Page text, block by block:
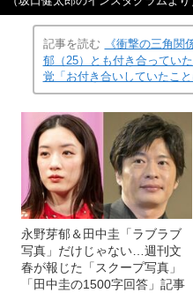
記事を読む
《衝撃の三角関
郁（25）とも付き合ってい
覚「お付き合いしていたこ
永野芽郁＆田中圭「ラブラブ
写真」だけじゃない…週刊文
春が報じた「スクープ写真」
「田中圭の1500字回答」記事